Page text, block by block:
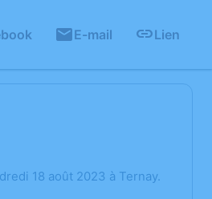
E-mail Lien
18 août 2023 à Ternay.